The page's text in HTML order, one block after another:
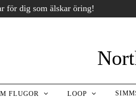
för dig som älskar öring!
FLUGOR LOOP